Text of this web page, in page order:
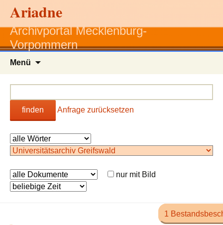
Ariadne
Archivportal Mecklenburg-
Vorpommern
Menü
finden Anfrage zurücksetzen
nur mit Bild
1